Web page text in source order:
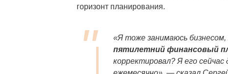
горизонт планирования.
«Я тоже занимаюсь
пятилетний финансовый
корректировал? Я его